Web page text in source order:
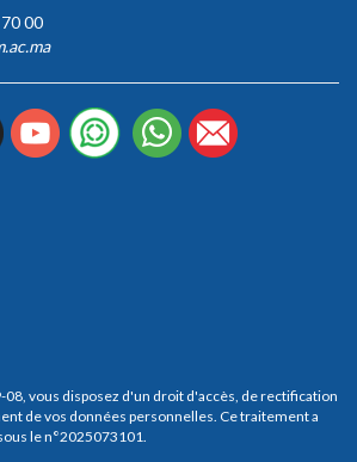
00
vous disposez d'un droit d'accès, de rectification
de vos données personnelles. Ce traitement a
le n°2025073101.